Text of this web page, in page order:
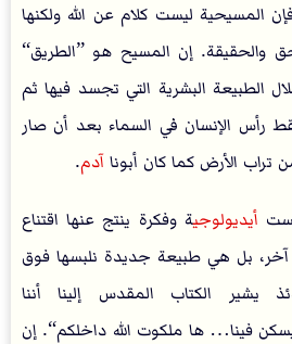
المسيحية ليست كلام عن الله ولكنها
والحقيقة. إن المسيح هو ”الطريق“
الطبيعة البشرية التي تجسد فيها ثم
رأس الإنسان في السماء بعد أن صار
تراب الأرض كما كان أبونا آدم.
أيديولوجية وفكرة ينتج عنها اقتناع
بل هي طبيعة جديدة نلبسها فوق
يشير الكتاب المقدس إلينا أننا
يسكن فينا… ها ملكوت الله داخلكم“. إن